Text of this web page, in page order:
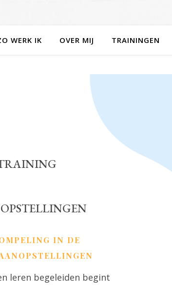
WERK IK OVER MIJ TRAININGEN
IN DE
leren begeleiden begint